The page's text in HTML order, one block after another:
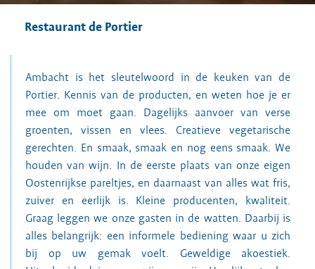
Restaurant de Portier
Ambacht is het sleutelwoord in de keuken van de
Portier. Kennis van de producten, en weten hoe je er
mee om moet gaan. Dagelijks aanvoer van verse
groenten, vissen en vlees. Creatieve vegetarische
gerechten. En smaak, smaak en nog eens smaak. We
houden van wijn. In de eerste plaats van onze eigen
Oostenrijkse pareltjes, en daarnaast van alles wat fris,
zuiver en eerlijk is. Kleine producenten, kwaliteit.
Graag leggen we onze gasten in de watten. Daarbij is
alles belangrijk: een informele bediening waar u zich
bij op uw gemak voelt. Geweldige akoestiek.